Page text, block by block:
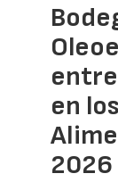
en
2026